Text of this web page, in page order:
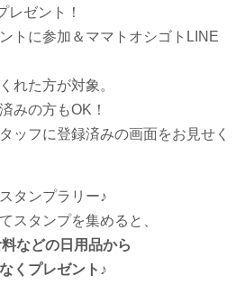
ゼント！
に参加＆ママトオシゴトLINE
た方が対象。
の方もOK！
フに登録済みの画面をお見せく
タンプラリー♪
スタンプを集めると、
などの日用品から
くプレゼント♪